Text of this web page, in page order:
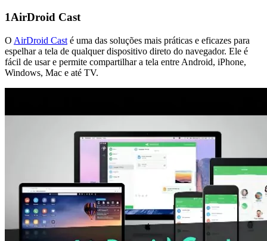
1AirDroid Cast
O AirDroid Cast é uma das soluções mais práticas e eficazes para
espelhar a tela de qualquer dispositivo direto do navegador. Ele é
fácil de usar e permite compartilhar a tela entre Android, iPhone,
Windows, Mac e até TV.